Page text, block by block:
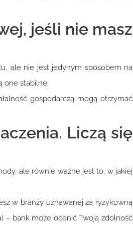
jeśli nie masz
ale nie jest jedynym sposobem na
one stabilne.
gospodarczą mogą otrzymać
Liczą się
ale równie ważne jest to, w jakiej
w branży uznawanej za ryzykowną
– bank może ocenić Twoją zdolność